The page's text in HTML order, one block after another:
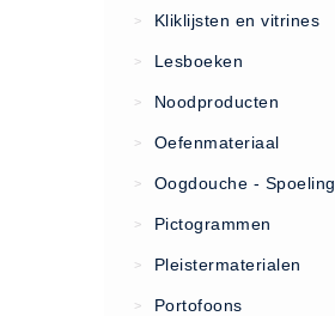
Algemene Voorwaarden
Vacatures
AED apparaten (11)
> Kliklijsten en vitrines
> Lesboeken
> Noodproducten
> Oefenmateriaal
> Oogdouche - Spoeling
> Pictogrammen
> Pleistermaterialen
> Portofoons